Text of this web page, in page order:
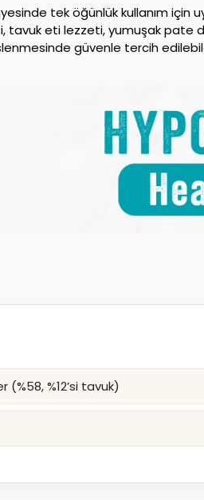
tek öğünlük kullanım için
tavuk eti lezzeti, yumuşak pate
güvenle tercih
%12’si tavuk)